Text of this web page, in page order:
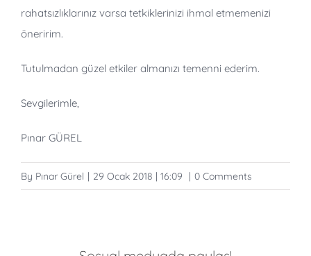
rahatsızlıklarınız varsa tetkiklerinizi ihmal etmemenizi
öneririm.
Tutulmadan güzel etkiler almanızı temenni ederim.
Sevgilerimle,
Pınar GÜREL
By Pınar Gürel | 29 Ocak 2018 | 16:09 | 0 Comments